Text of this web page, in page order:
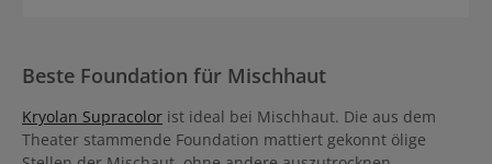
werden. Ansonsten kann man danach noch ein anderes
Kühlschrank aufbewahrt, hat es zusätzlich einen kühlenden und
Beste Foundation für Mischhaut
Kryolan Supracolor ist ideal bei Mischhaut. Die aus dem
Theater stammende Foundation mattiert gekonnt ölige